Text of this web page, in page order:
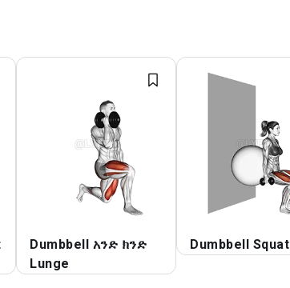
Dumbbell አንድ ክንድ
Lunge
Dumbbell Squat